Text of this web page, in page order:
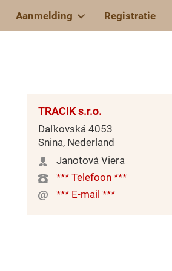
Aanmelding Registratie
TRACIK s.r.o.
Daľkovská 4053
Snina, Nederland
Janotová Viera
*** Telefoon ***
*** E-mail ***